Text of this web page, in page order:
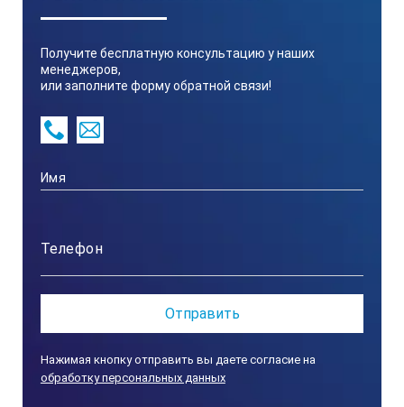
Получите бесплатную консультацию у наших
менеджеров,
или заполните форму обратной связи!
Нажимая кнопку отправить вы даете согласие на
обработку персональных данных